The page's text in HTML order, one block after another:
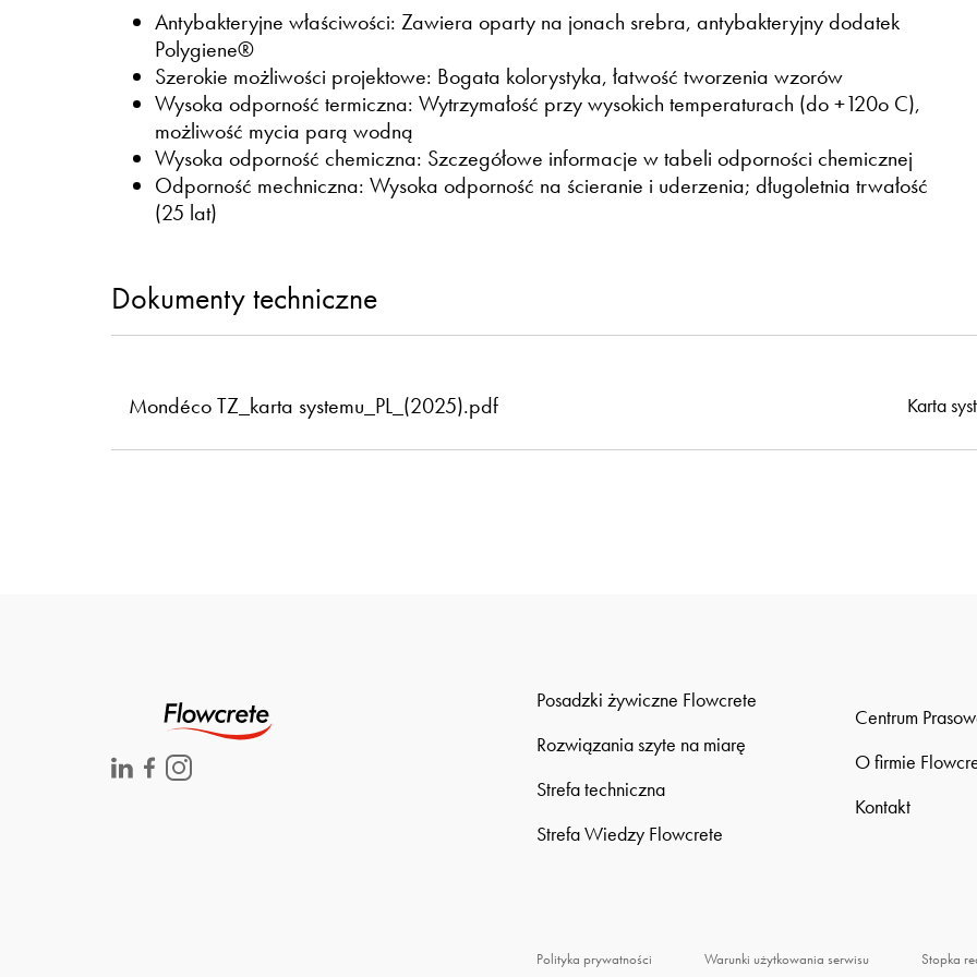
Antybakteryjne właściwości: Zawiera oparty na jonach srebra, antybakteryjny dodatek
Polygiene®
Szerokie możliwości projektowe: Bogata kolorystyka, łatwość tworzenia wzorów
Wysoka odporność termiczna: Wytrzymałość przy wysokich temperaturach (do +120o C),
możliwość mycia parą wodną
Wysoka odporność chemiczna: Szczegółowe informacje w tabeli odporności chemicznej
Odporność mechniczna: Wysoka odporność na ścieranie i uderzenia; długoletnia trwałość
(25 lat)
Dokumenty techniczne
Mondéco TZ_karta systemu_PL_(2025).pdf Karta
Posadzki żywiczne Flowcrete
Rozwiązania szyte na miarę
Strefa techniczna
Strefa Wiedzy Flowcrete
Centrum
O firmie
Kontakt
Polityka prywatności Warunki użytkowania serwisu Stopka